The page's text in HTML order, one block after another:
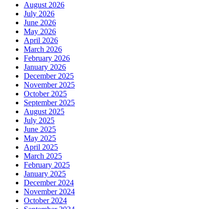
August 2026
July 2026
June 2026
May 2026
April 2026
March 2026
February 2026
January 2026
December 2025
November 2025
October 2025
September 2025
August 2025
July 2025
June 2025
May 2025
April 2025
March 2025
February 2025
January 2025
December 2024
November 2024
October 2024